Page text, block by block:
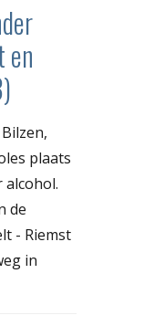
en
plaats
alcohol.
de
- Riemst
in